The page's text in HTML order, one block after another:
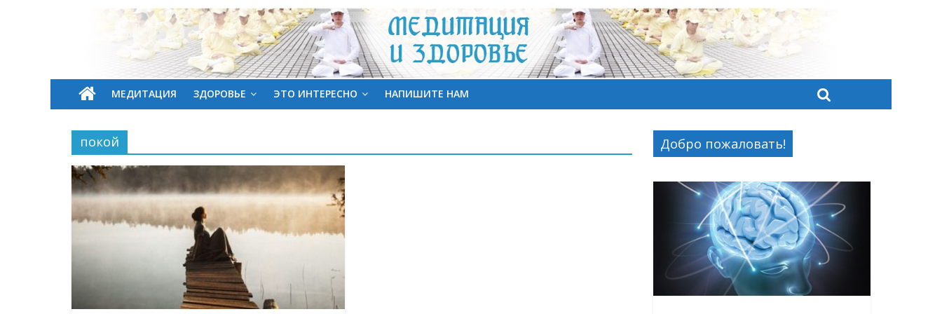
МЕДИТАЦИЯ ЗДОРОВЬЕ ЭТО ИНТЕРЕСНО НАПИШИТЕ НАМ
покой Добро пожаловать!